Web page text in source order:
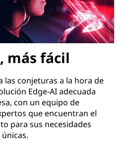
más fácil
las conjeturas a la hora de
Edge-AI adecuada
con un equipo de
que encuentran el
para sus necesidades